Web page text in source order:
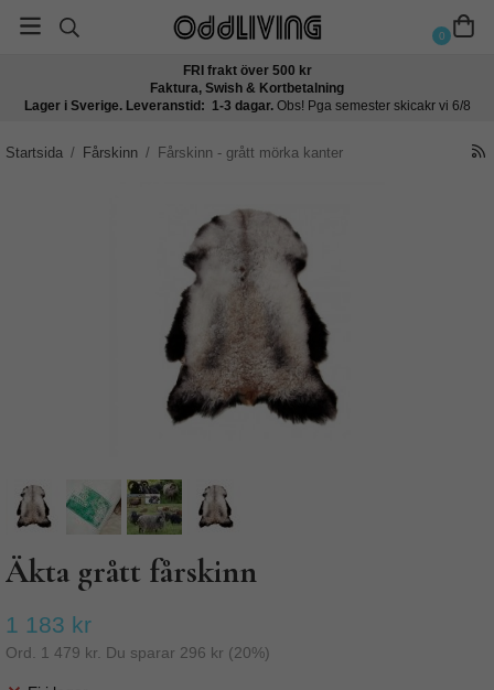
0
FRI frakt över 500 kr
Faktura, Swish & Kortbetalning
Lager i Sverige. Leveranstid: 1-3 dagar. Obs! Pga semester skicakr vi 6/8
Startsida / Fårskinn / Fårskinn - grått mörka kanter
Äkta grått fårskinn
1 183 kr
Ord. 1 479 kr . Du sparar 296 kr (20%)